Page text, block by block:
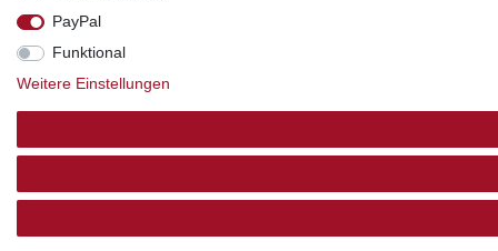
PayPal
Funktional
Weitere Einstellungen